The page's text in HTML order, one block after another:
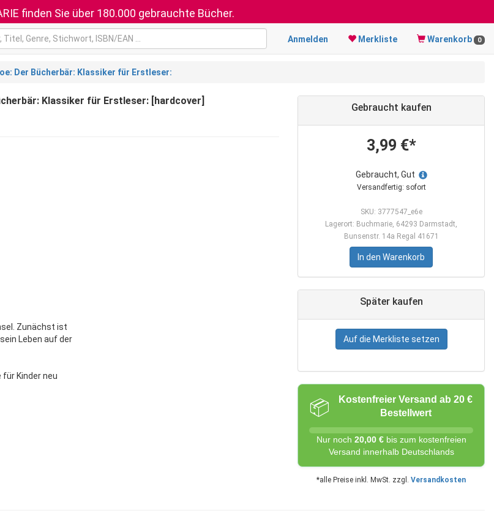
finden Sie über 180.000 gebrauchte Bücher.
Anmelden Merkliste Warenkorb 0
Der Bücherbär: Klassiker für Erstleser:
Klassiker für Erstleser: [hardcover]
Gebraucht kaufen
3,99 €*
Gebraucht, Gut
Versandfertig: sofort
SKU: 3777547_e6e
Lagerort: Buchmarie, 64293 Darmstadt,
Bunsenstr. 14a Regal 41671
In den Warenkorb
Später kaufen
Auf die Merkliste setzen
📦
Kostenfreier Versand ab 20 €
Bestellwert
Nur noch 20,00 €bis zum kostenfreien
Versand innerhalb Deutschlands
*alle Preise inkl. MwSt. zzgl. Versandkosten
Zunächst ist
Leben auf der
Kinder neu